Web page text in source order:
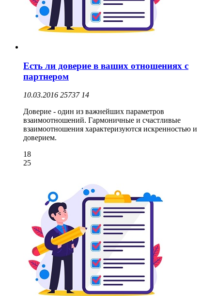
Есть ли доверие в ваших отношениях с
партнером
10.03.2016 25737 14
Доверие - один из важнейших параметров
взаимоотношений. Гармоничные и счастливые
взаимоотношения характеризуются искренностью и
доверием.
18
25